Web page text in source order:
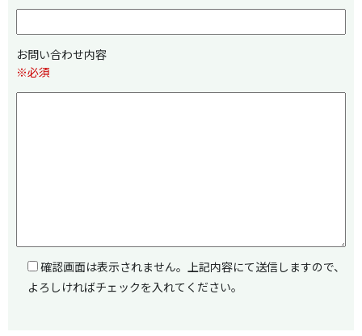
お問い合わせ内容
※必須
確認画面は表示されません。上記内容にて送信しますので、
よろしければチェックを入れてください。